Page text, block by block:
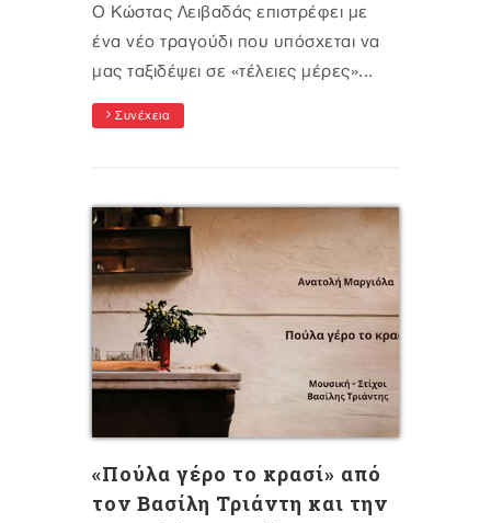
Ο Κώστας Λειβαδάς επιστρέφει με
ένα νέο τραγούδι που υπόσχεται να
μας ταξιδέψει σε «τέλειες μέρες»...
Συνέχεια
«Πούλα γέρο το κρασί» από
τον Βασίλη Τριάντη και την